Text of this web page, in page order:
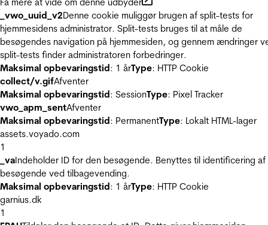
_vwo_uuid_v2Denne cookie muliggør brugen af split-tests for
hjemmesidens administrator. Split-tests bruges til at måle de
besøgendes navigation på hjemmesiden, og gennem ændringer
split-tests finder administratoren forbedringer.
Maksimal opbevaringstid: 1 årType: HTTP Cookie
collect/v.gifAfventer
Maksimal opbevaringstid: SessionType: Pixel Tracker
vwo_apm_sentAfventer
Maksimal opbevaringstid: PermanentType: Lokalt HTML-lager
assets.voyado.com
1
_vaIndeholder ID for den besøgende. Benyttes til identificering af
besøgende ved tilbagevending.
Maksimal opbevaringstid: 1 årType: HTTP Cookie
garnius.dk
1